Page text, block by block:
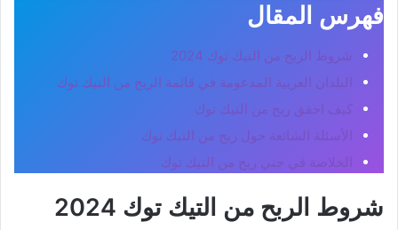
فهرس المقال
شروط الربح من التيك توك 2024
البلدان العربية المدعومة في قائمة الربح من التيك توك
كيف احقق ربح من التيك توك
الأسئلة الشائعة حول ربح من التيك توك
الخلاصة في جني ربح من التيك توك
شروط الربح من التيك توك 2024